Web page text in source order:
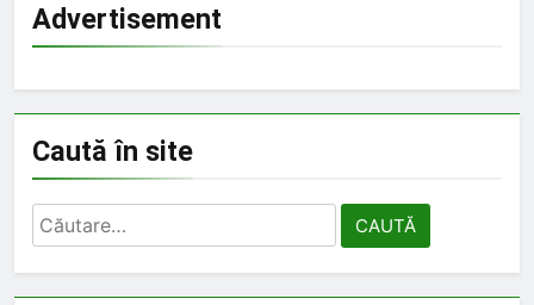
Advertisement
Caută în site
Caută
după: